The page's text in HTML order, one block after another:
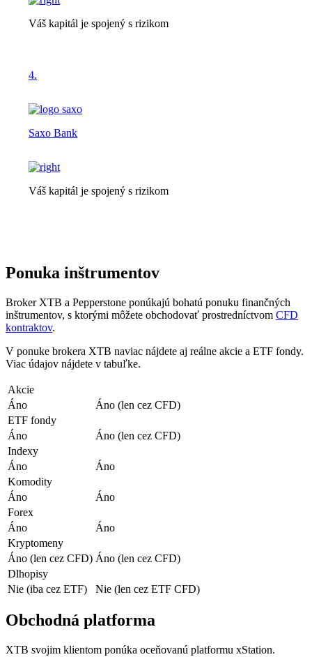
Váš kapitál je spojený s rizikom
4.
Saxo Bank
Váš kapitál je spojený s rizikom
Ponuka inštrumentov
Broker XTB a Pepperstone ponúkajú bohatú ponuku finančných
inštrumentov, s ktorými môžete obchodovať prostredníctvom CFD
kontraktov.
V ponuke brokera XTB naviac nájdete aj reálne akcie a ETF fondy.
Viac údajov nájdete v tabuľke.
Akcie
Áno
Áno (len cez CFD)
ETF fondy
Áno
Áno (len cez CFD)
Indexy
Áno
Áno
Komodity
Áno
Áno
Forex
Áno
Áno
Kryptomeny
Áno (len cez CFD) Áno (len cez CFD)
Dlhopisy
Nie (iba cez ETF)
Nie (len cez ETF CFD)
Obchodná platforma
XTB svojim klientom ponúka oceňovanú platformu xStation.